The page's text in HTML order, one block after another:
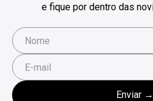
e fique por dentro das